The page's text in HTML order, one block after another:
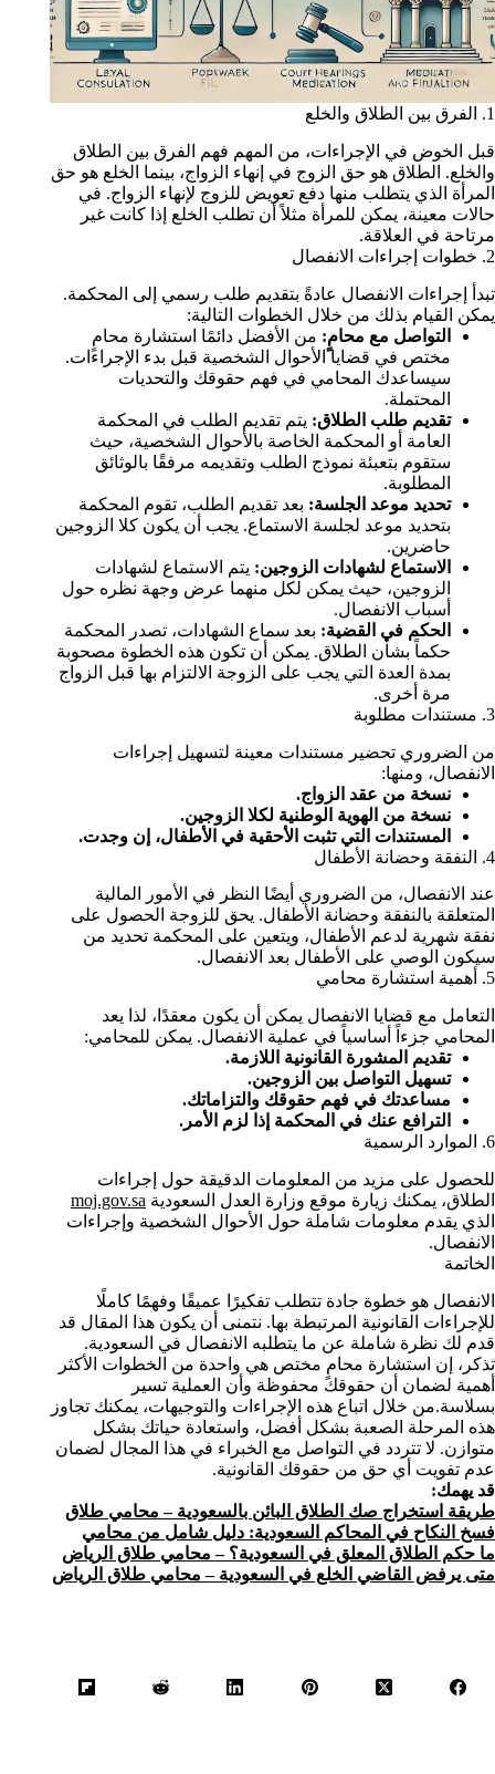
1. الفرق بين الطلاق والخلع
قبل الخوض في الإجراءات، من المهم فهم الفرق بين الطلاق
والخلع. الطلاق هو حق الزوج في إنهاء الزواج، بينما الخلع هو حق
المرأة الذي يتطلب منها دفع تعويض للزوج لإنهاء الزواج. في
حالات معينة، يمكن للمرأة مثلاً أن تطلب الخلع إذا كانت غير
مرتاحة في العلاقة.
2. خطوات إجراءات الانفصال
تبدأ إجراءات الانفصال عادةً بتقديم طلب رسمي إلى المحكمة.
يمكن القيام بذلك من خلال الخطوات التالية:
التواصل مع محامٍ: من الأفضل دائمًا استشارة محامٍ
مختص في قضايا الأحوال الشخصية قبل بدء الإجراءات.
سيساعدك المحامي في فهم حقوقك والتحديات
المحتملة.
تقديم طلب الطلاق: يتم تقديم الطلب في المحكمة
العامة أو المحكمة الخاصة بالأحوال الشخصية، حيث
ستقوم بتعبئة نموذج الطلب وتقديمه مرفقًا بالوثائق
المطلوبة.
تحديد موعد الجلسة: بعد تقديم الطلب، تقوم المحكمة
بتحديد موعد لجلسة الاستماع. يجب أن يكون كلا الزوجين
حاضرين.
الاستماع لشهادات الزوجين: يتم الاستماع لشهادات
الزوجين، حيث يمكن لكل منهما عرض وجهة نظره حول
أسباب الانفصال.
الحكم في القضية: بعد سماع الشهادات، تصدر المحكمة
حكماً بشأن الطلاق. يمكن أن تكون هذه الخطوة مصحوبة
بمدة العدة التي يجب على الزوجة الالتزام بها قبل الزواج
مرة أخرى.
3. مستندات مطلوبة
من الضروري تحضير مستندات معينة لتسهيل إجراءات
الانفصال، ومنها:
نسخة من عقد الزواج.
نسخة من الهوية الوطنية لكلا الزوجين.
المستندات التي تثبت الأحقية في الأطفال، إن وجدت.
4. النفقة وحضانة الأطفال
عند الانفصال، من الضروري أيضًا النظر في الأمور المالية
المتعلقة بالنفقة وحضانة الأطفال. يحق للزوجة الحصول على
نفقة شهرية لدعم الأطفال، ويتعين على المحكمة تحديد من
سيكون الوصي على الأطفال بعد الانفصال.
5. أهمية استشارة محامي
التعامل مع قضايا الانفصال يمكن أن يكون معقدًا، لذا يعد
المحامي جزءاً أساسياً في عملية الانفصال. يمكن للمحامي:
تقديم المشورة القانونية اللازمة.
تسهيل التواصل بين الزوجين.
مساعدتك في فهم حقوقك والتزاماتك.
الترافع عنك في المحكمة إذا لزم الأمر.
6. الموارد الرسمية
للحصول على مزيد من المعلومات الدقيقة حول إجراءات
الطلاق، يمكنك زيارة موقع وزارة العدل السعودية moj.gov.sa
الذي يقدم معلومات شاملة حول الأحوال الشخصية وإجراءات
الانفصال.
الخاتمة
الانفصال هو خطوة جادة تتطلب تفكيرًا عميقًا وفهمًا كاملًا
للإجراءات القانونية المرتبطة بها. نتمنى أن يكون هذا المقال قد
قدم لك نظرة شاملة عن ما يتطلبه الانفصال في السعودية.
تذكر، إن استشارة محامٍ مختص هي واحدة من الخطوات الأكثر
أهمية لضمان أن حقوقك محفوظة وأن العملية تسير
بسلاسة.من خلال اتباع هذه الإجراءات والتوجيهات، يمكنك تجاوز
هذه المرحلة الصعبة بشكل أفضل، واستعادة حياتك بشكل
متوازن. لا تتردد في التواصل مع الخبراء في هذا المجال لضمان
عدم تفويت أي حق من حقوقك القانونية.
قد يهمك:
طريقة استخراج صك الطلاق البائن بالسعودية – محامي طلاق
فسخ النكاح في المحاكم السعودية: دليل شامل من محامي
ما حكم الطلاق المعلق في السعودية؟ – محامي طلاق الرياض
متى يرفض القاضي الخلع في السعودية – محامي طلاق الرياض